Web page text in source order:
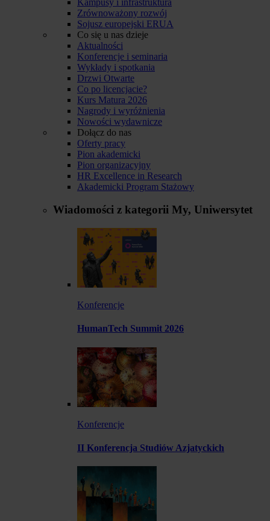
Zrównoważony rozwój
Sojusz europejski ERUA
Co się u nas dzieje
Aktualności
Konferencje i seminaria
Wykłady i spotkania
Drzwi Otwarte
Co po licencjacie?
Kurs Matura 2026
Nagrody i wyróżnienia
Nowości wydawnicze
Dołącz do nas
Oferty pracy
Pion akademicki
Pion organizacyjny
HR Excellence in Research
Akademicki Program Stażowy
Wiadomości z kategorii My, Uniwersytet
Konferencje
HumanTech Summit 2026
Konferencje
II Konferencja Studiów Azjatyckich